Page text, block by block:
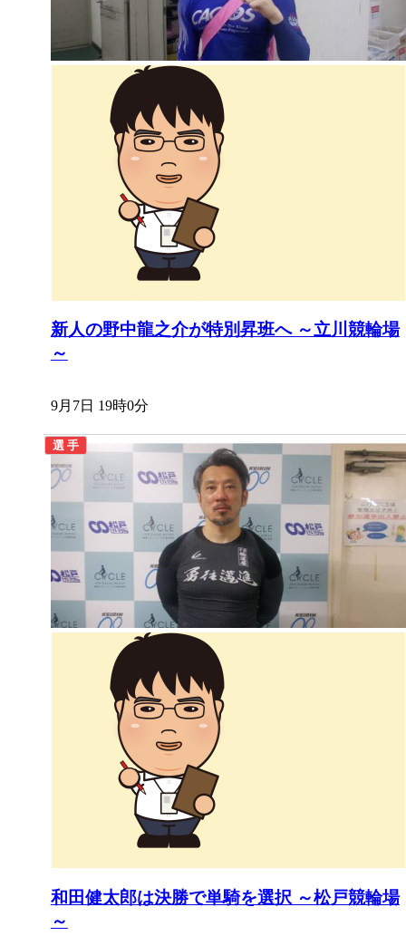
新人の野中龍之介が特別昇班へ ～立川競輪場
～
9月7日 19時0分
和田健太郎は決勝で単騎を選択 ～松戸競輪場
～